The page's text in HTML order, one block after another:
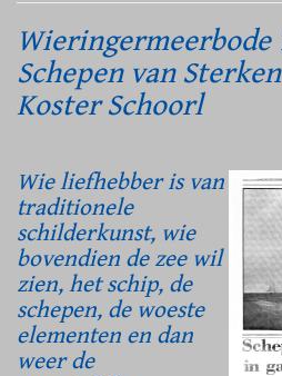
Wieringermeerbode
Schepen van
Koster Schoorl
Wie liefhebber is van
traditionele
schilderkunst, wie
bovendien de zee wil
zien, het schip, de
schepen, de woeste
elementen en dan
weer de